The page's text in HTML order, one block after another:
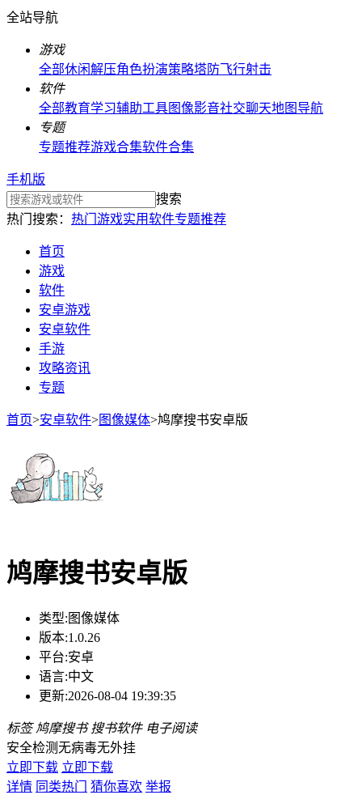
全站导航
游戏
全部休闲解压角色扮演策略塔防飞行射击
软件
全部教育学习辅助工具图像影音社交聊天地图导航
专题
专题推荐游戏合集软件合集
手机版
搜索
热门搜索： 热门游戏实用软件专题推荐
首页
游戏
软件
安卓游戏
安卓软件
手游
攻略资讯
专题
首页>安卓软件>图像媒体>鸠摩搜书安卓版
鸠摩搜书安卓版
类型: 图像媒体
版本:1.0.26
平台:安卓
语言:中文
更新:2026-08-04 19:39:35
标签 鸠摩搜书 搜书软件 电子阅读
安全检测无病毒无外挂
立即下载 立即下载
详情 同类热门 猜你喜欢 举报